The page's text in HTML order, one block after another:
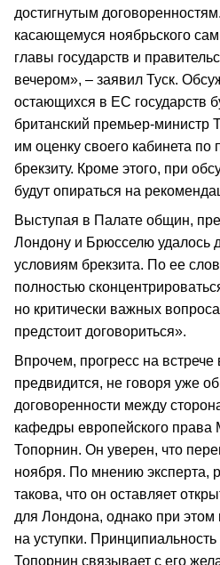
достигнутым
касающемуся ноябрьского
главы государств и
вечером», – заявил Туск.
остающихся в ЕС государств
британский премьер-министр
им оценку своего кабинета по
брекзиту. Кроме этого, при
будут опираться на
Выступая в Палате общин,
Лондону и Брюсселю удалось
условиям брекзита. По ее
полностью
но критически важных
предстоит договориться».
Впрочем, прогресс на
предвидится, не говоря уже
договоренности между
кафедры европейского
Топорнин. Он уверен, что
ноября. По мнению эксперта,
такова, что он оставляет
для Лондона, однако при этом
на уступки.
Топорнин связывает с его